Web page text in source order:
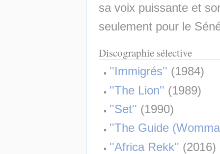
sa voix puissante et
seulement pour le
Discographie sélective
''Immigrés'' (1984)
''The Lion'' (1989)
''Set'' (1990)
''The Guide
''Africa Rekk'' (2016)